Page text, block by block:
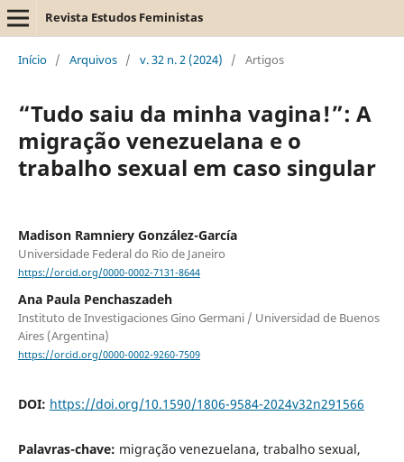
Revista Estudos Feministas
Início / Arquivos / v. 32 n. 2 (2024) / Artigos
“Tudo saiu da minha vagina!”: A
migração venezuelana e o
trabalho sexual em caso singular
Madison Ramniery González-García
Universidade Federal do Rio de Janeiro
https://orcid.org/0000-0002-7131-8644
Ana Paula Penchaszadeh
Instituto de Investigaciones Gino Germani / Universidad de Buenos
Aires (Argentina)
https://orcid.org/0000-0002-9260-7509
DOI: https://doi.org/10.1590/1806-9584-2024v32n291566
Palavras-chave: migração venezuelana, trabalho sexual,